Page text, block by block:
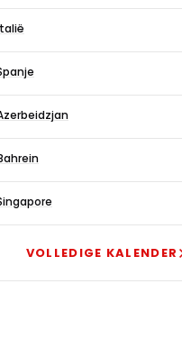
VOLLEDIGE KALENDER